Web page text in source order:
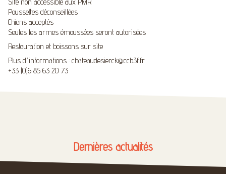
Poussettes déconseillées
Chiens acceptés
Seules les armes émoussées seront autorisées
Restauration et boissons sur site
Plus d'informations : chateaudesierck@ccb3f.fr
+33 (0)6 85 63 20 73
Dernières actualités